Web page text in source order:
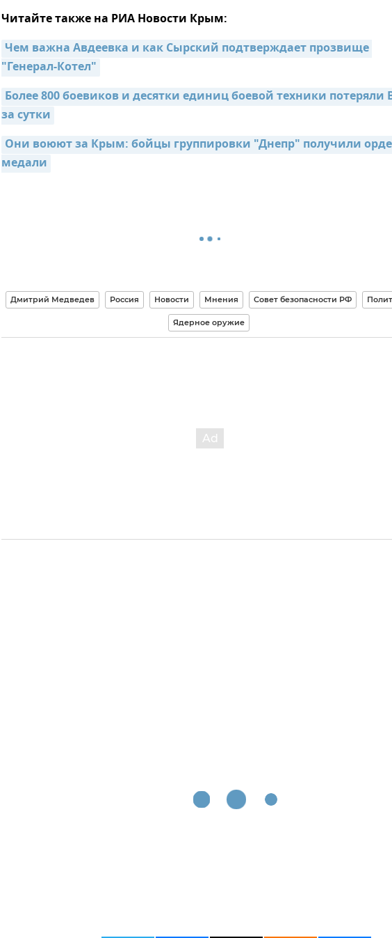
Читайте также на РИА Новости Крым:
Чем важна Авдеевка и как Сырский подтверждает прозвище
"Генерал-Котел"
Более 800 боевиков и десятки единиц боевой техники потеряли
за сутки
Они воюют за Крым: бойцы группировки "Днепр" получили
медали
Дмитрий Медведев Россия Новости Мнения Совет безопасности РФ
Ядерное оружие